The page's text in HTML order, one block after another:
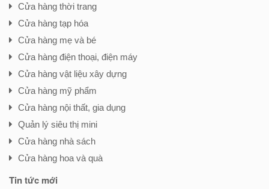
Cửa hàng thời trang
Cửa hàng tạp hóa
Cửa hàng mẹ và bé
Cửa hàng điện thoại, điện máy
Cửa hàng vật liệu xây dựng
Cửa hàng mỹ phẩm
Cửa hàng nội thất, gia dụng
Quản lý siêu thị mini
Cửa hàng nhà sách
Cửa hàng hoa và quà
Tin tức mới